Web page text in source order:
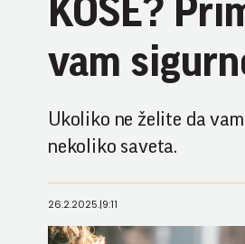
KOSE?
vam
Ukoliko ne želite da
nekoliko saveta.
26.2.2025.|9:11